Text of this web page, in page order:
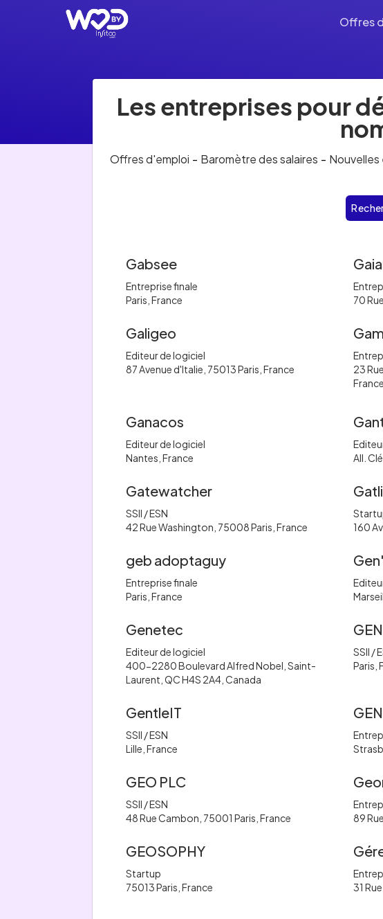
Offres
Les entreprises pour
Offres d'emploi - Baromètre des salaires -
Gabsee
Entreprise finale
Paris, France
70
Galigeo
Editeur de logiciel
87 Avenue d'Italie, 75013 Paris, France
23
France
Ganacos
Editeur de logiciel
Nantes, France
All.
Gatewatcher
SSII / ESN
42 Rue Washington, 75008 Paris, France
160
geb adoptaguy
Entreprise finale
Paris, France
Genetec
Editeur de logiciel
400-2280 Boulevard Alfred Nobel, Saint-
Laurent, QC H4S 2A4, Canada
SSII /
Paris,
GentleIT
SSII / ESN
Lille, France
GEO PLC
SSII / ESN
48 Rue Cambon, 75001 Paris, France
89
GEOSOPHY
Startup
75013 Paris, France
31